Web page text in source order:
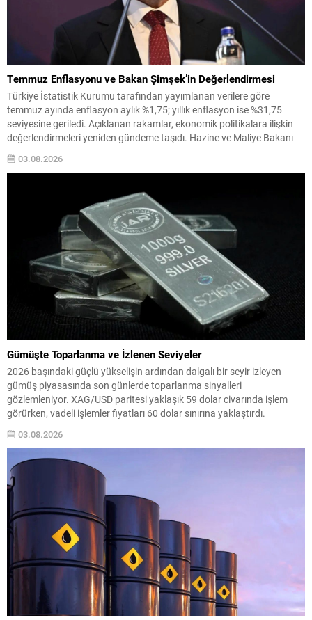
Temmuz Enflasyonu ve Bakan Şimşek’in Değerlendirmesi
Türkiye İstatistik Kurumu tarafından yayımlanan verilere göre
temmuz ayında enflasyon aylık %1,75; yıllık enflasyon ise %31,75
seviyesine geriledi. Açıklanan rakamlar, ekonomik politikalara ilişkin
değerlendirmeleri yeniden gündeme taşıdı. Hazine ve Maliye Bakanı
Mehmet Şimşek, verilerle ilgili olarak sosyal medya hesabından yaptığı
paylaşımda dezenflasyon sürecinin sürdüğünü vurguladı ve alınan
03.08.2026
Gümüşte Toparlanma ve İzlenen Seviyeler
2026 başındaki güçlü yükselişin ardından dalgalı bir seyir izleyen
gümüş piyasasında son günlerde toparlanma sinyalleri
gözlemleniyor. XAG/USD paritesi yaklaşık 59 dolar civarında işlem
görürken, vadeli işlemler fiyatları 60 dolar sınırına yaklaştırdı.
Piyasalarda iki yönlü etki öne çıkıyor: jeopolitik risklerin hafiflemesi ve
finansal koşullardaki yumuşama, kıymetli metallerin cazibesini artırdı.
Jeopolitik ve...
03.08.2026